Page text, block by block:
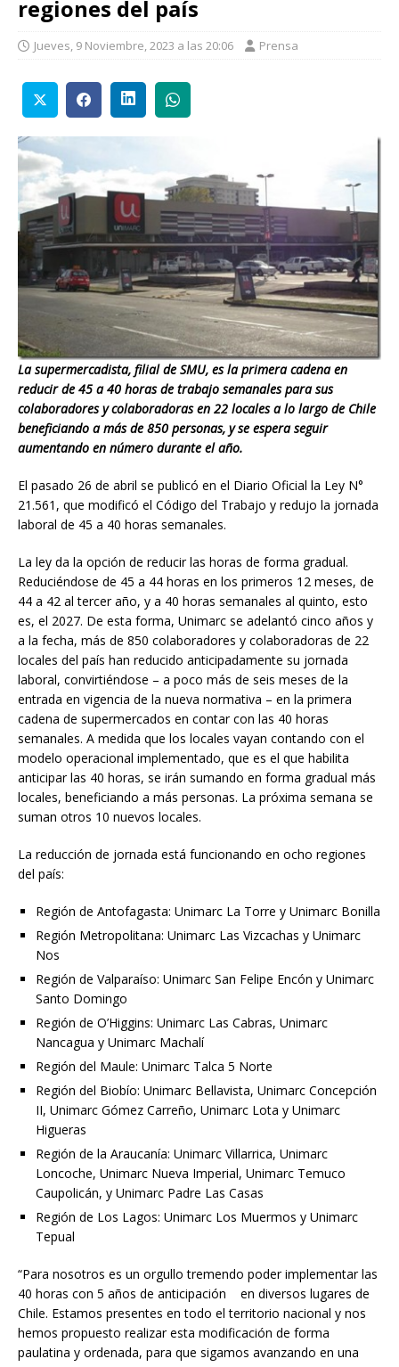
regiones del país
Jueves, 9 Noviembre, 2023 a las 20:06 Prensa
La supermercadista, filial de SMU, es la primera cadena en
reducir de 45 a 40 horas de trabajo semanales para sus
colaboradores y colaboradoras en 22 locales a lo largo de Chile
beneficiando a más de 850 personas, y se espera seguir
aumentando en número durante el año.
El pasado 26 de abril se publicó en el Diario Oficial la Ley N°
21.561, que modificó el Código del Trabajo y redujo la jornada
laboral de 45 a 40 horas semanales.
La ley da la opción de reducir las horas de forma gradual.
Reduciéndose de 45 a 44 horas en los primeros 12 meses, de
44 a 42 al tercer año, y a 40 horas semanales al quinto, esto
es, el 2027. De esta forma, Unimarc se adelantó cinco años y
a la fecha, más de 850 colaboradores y colaboradoras de 22
locales del país han reducido anticipadamente su jornada
laboral, convirtiéndose – a poco más de seis meses de la
entrada en vigencia de la nueva normativa – en la primera
cadena de supermercados en contar con las 40 horas
semanales. A medida que los locales vayan contando con el
modelo operacional implementado, que es el que habilita
anticipar las 40 horas, se irán sumando en forma gradual más
locales, beneficiando a más personas. La próxima semana se
suman otros 10 nuevos locales.
La reducción de jornada está funcionando en ocho regiones
del país:
Región de Antofagasta: Unimarc La Torre y Unimarc Bonilla
Región Metropolitana: Unimarc Las Vizcachas y Unimarc
Nos
Región de Valparaíso: Unimarc San Felipe Encón y Unimarc
Santo Domingo
Región de O’Higgins: Unimarc Las Cabras, Unimarc
Nancagua y Unimarc Machalí
Región del Maule: Unimarc Talca 5 Norte
Región del Biobío: Unimarc Bellavista, Unimarc Concepción
II, Unimarc Gómez Carreño, Unimarc Lota y Unimarc
Higueras
Región de la Araucanía: Unimarc Villarrica, Unimarc
Loncoche, Unimarc Nueva Imperial, Unimarc Temuco
Caupolicán, y Unimarc Padre Las Casas
Región de Los Lagos: Unimarc Los Muermos y Unimarc
Tepual
“Para nosotros es un orgullo tremendo poder implementar las
40 horas con 5 años de anticipación en diversos lugares de
Chile. Estamos presentes en todo el territorio nacional y nos
hemos propuesto realizar esta modificación de forma
paulatina y ordenada, para que sigamos avanzando en una